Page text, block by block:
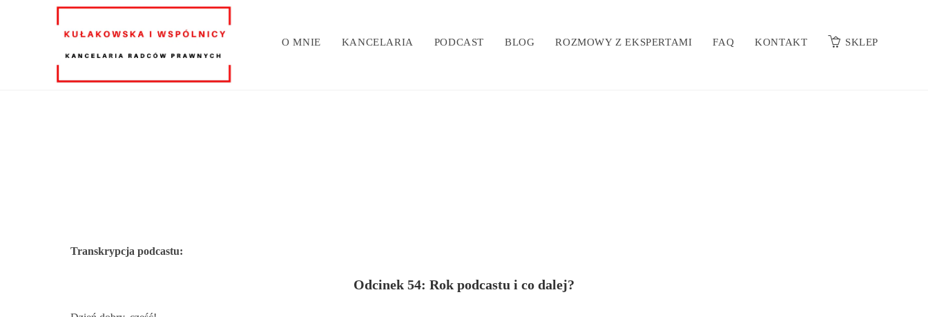
O MNIE KANCELARIA PODCAST BLOG ROZMOWY Z EKSPERTAMI FAQ KONTAKT SKLEP
Transkrypcja podcastu:
Odcinek 54: Rok podcastu i co dalej?